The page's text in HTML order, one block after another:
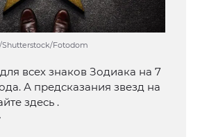
Fotodom
всех знаков Зодиака на 7
А предсказания звезд на
здесь .